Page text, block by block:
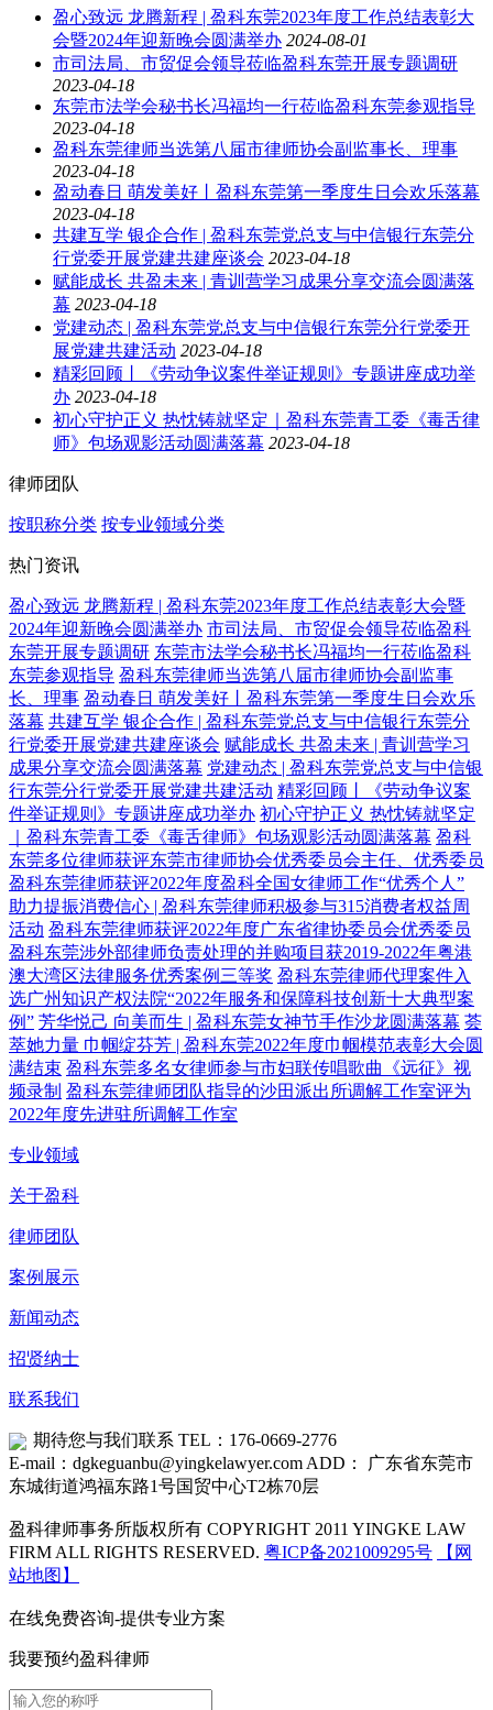
盈心致远 龙腾新程 | 盈科东莞2023年度工作总结表彰大
会暨2024年迎新晚会圆满举办 2024-08-01
市司法局、市贸促会领导莅临盈科东莞开展专题调研
2023-04-18
东莞市法学会秘书长冯福均一行莅临盈科东莞参观指导
2023-04-18
盈科东莞律师当选第八届市律师协会副监事长、理事
2023-04-18
盈动春日 萌发美好丨盈科东莞第一季度生日会欢乐落幕
2023-04-18
共建互学 银企合作 | 盈科东莞党总支与中信银行东莞分
行党委开展党建共建座谈会 2023-04-18
赋能成长 共盈未来 | 青训营学习成果分享交流会圆满落
幕 2023-04-18
党建动态 | 盈科东莞党总支与中信银行东莞分行党委开
展党建共建活动 2023-04-18
精彩回顾丨《劳动争议案件举证规则》专题讲座成功举
办 2023-04-18
初心守护正义 热忱铸就坚定｜盈科东莞青工委《毒舌律
师》包场观影活动圆满落幕 2023-04-18
律师团队
按职称分类 按专业领域分类
热门资讯
盈心致远 龙腾新程 | 盈科东莞2023年度工作总结表彰大会暨
2024年迎新晚会圆满举办 市司法局、市贸促会领导莅临盈科
东莞开展专题调研 东莞市法学会秘书长冯福均一行莅临盈科
东莞参观指导 盈科东莞律师当选第八届市律师协会副监事
长、理事 盈动春日 萌发美好丨盈科东莞第一季度生日会欢乐
落幕 共建互学 银企合作 | 盈科东莞党总支与中信银行东莞分
行党委开展党建共建座谈会 赋能成长 共盈未来 | 青训营学习
成果分享交流会圆满落幕 党建动态 | 盈科东莞党总支与中信银
行东莞分行党委开展党建共建活动 精彩回顾丨《劳动争议案
件举证规则》专题讲座成功举办 初心守护正义 热忱铸就坚定
｜盈科东莞青工委《毒舌律师》包场观影活动圆满落幕 盈科
东莞多位律师获评东莞市律师协会优秀委员会主任、优秀委员
盈科东莞律师获评2022年度盈科全国女律师工作“优秀个人”
助力提振消费信心 | 盈科东莞律师积极参与315消费者权益周
活动 盈科东莞律师获评2022年度广东省律协委员会优秀委员
盈科东莞涉外部律师负责处理的并购项目获2019-2022年粤港
澳大湾区法律服务优秀案例三等奖 盈科东莞律师代理案件入
选广州知识产权法院“2022年服务和保障科技创新十大典型案
例” 芳华悦己 向美而生 | 盈科东莞女神节手作沙龙圆满落幕 荟
萃她力量 巾帼绽芬芳 | 盈科东莞2022年度巾帼模范表彰大会圆
满结束 盈科东莞多名女律师参与市妇联传唱歌曲《远征》视
频录制 盈科东莞律师团队指导的沙田派出所调解工作室评为
2022年度先进驻所调解工作室
专业领域
关于盈科
律师团队
案例展示
新闻动态
招贤纳士
联系我们
期待您与我们联系 TEL：176-0669-2776
E-mail：dgkeguanbu@yingkelawyer.com ADD： 广东省东莞市
东城街道鸿福东路1号国贸中心T2栋70层
盈科律师事务所版权所有 COPYRIGHT 2011 YINGKE LAW
FIRM ALL RIGHTS RESERVED. 粤ICP备2021009295号
【网
站地图】
在线免费咨询-提供专业方案
我要预约盈科律师